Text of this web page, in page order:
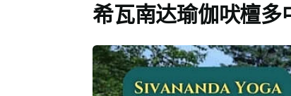
希瓦南达瑜伽吠檀多